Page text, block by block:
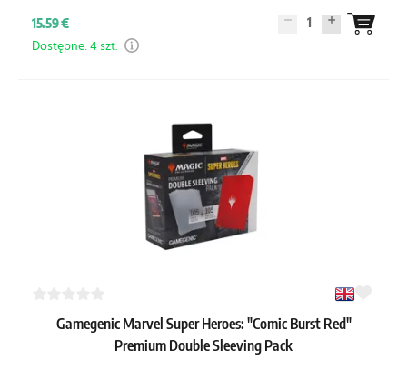
15.59 € 1
Dostępne: 4 szt.
Gamegenic Marvel Super Heroes: "Comic Burst Red"
Premium Double Sleeving Pack